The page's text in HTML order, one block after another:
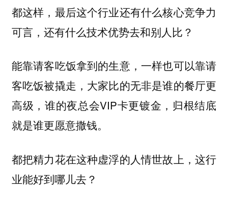
都这样，最后这个行业还有什么核心竞争力
可言，还有什么技术优势去和别人比？
能靠请客吃饭拿到的生意，一样也可以靠请
客吃饭被撬走，大家比的无非是谁的餐厅更
高级，谁的夜总会VIP卡更镀金，归根结底
就是谁更愿意撒钱。
都把精力花在这种虚浮的人情世故上，这行
业能好到哪儿去？